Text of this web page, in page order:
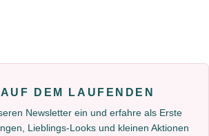
DEM LAUFENDEN
Newsletter ein und erfahre als Erste
Lieblings-Looks und kleinen Aktionen